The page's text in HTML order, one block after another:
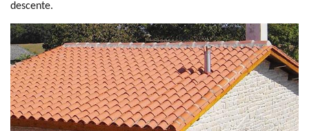
descente.